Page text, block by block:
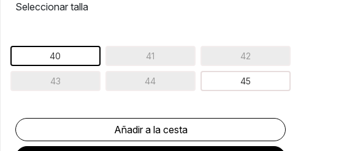
Seleccionar talla
40 41 42
43 44 45